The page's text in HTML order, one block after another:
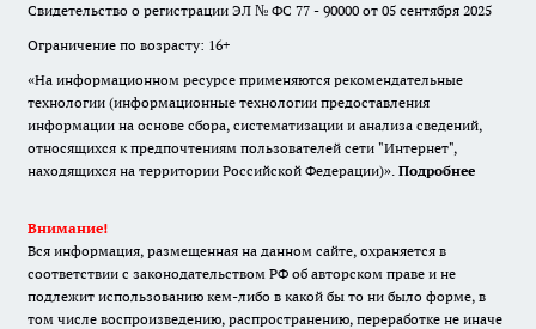
Свидетельство о регистрации ЭЛ № ФС 77 - 90000 от 05 сентября 2025
Ограничение по возрасту: 16+
«На информационном ресурсе применяются рекомендательные
технологии (информационные технологии предоставления
информации на основе сбора, систематизации и анализа сведений,
относящихся к предпочтениям пользователей сети "Интернет",
находящихся на территории Российской Федерации)». Подробнее
Внимание!
Вся информация, размещенная на данном сайте, охраняется в
соответствии с законодательством РФ об авторском праве и не
подлежит использованию кем-либо в какой бы то ни было форме, в
том числе воспроизведению, распространению, переработке не иначе